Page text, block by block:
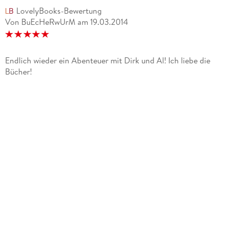
LovelyBooks-Bewertung
Von BuEcHeRwUrM am 19.03.2014
Endlich wieder ein Abenteuer mit Dirk und Al! Ich liebe die
Bücher!